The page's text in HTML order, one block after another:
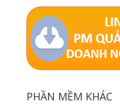
PHẦN MỀM KHÁC